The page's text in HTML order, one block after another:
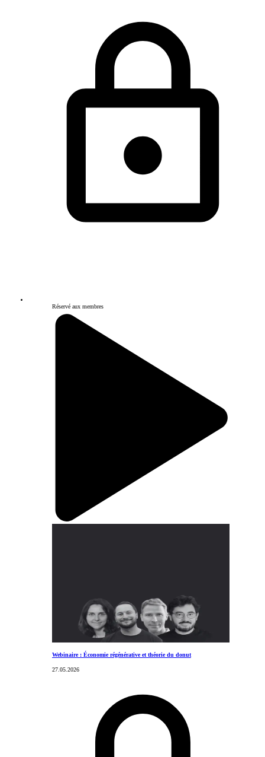
Réservé aux membres
Webinaire : Économie régénérative et théorie du donut
27.05.2026